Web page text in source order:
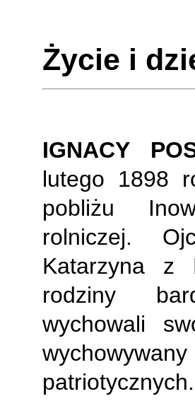
Życie i
IGNACY
lutego 1898
pobliżu
rolniczej.
Katarzyna z
rodziny
wychowali
patriotycznych.